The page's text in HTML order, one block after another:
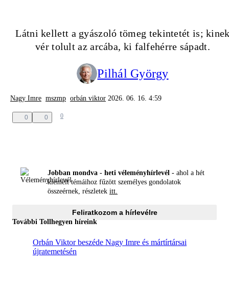
Látni kellett a gyászoló tömeg tekintetét is;
vér tolult az arcába, ki falfehérre sápadt.
Pilhál György
Nagy Imre mszmp orbán viktor 2026. 06. 16. 4:59
0 0 0
Jobban mondva - heti véleményhírlevél - ahol a hét
kiemelt témáihoz fűzött személyes gondolatok
összeérnek, részletek itt.
Feliratkozom a hírlevélre
További Tollhegyen híreink
Orbán Viktor beszéde Nagy Imre és mártírtársai
újratemetésén